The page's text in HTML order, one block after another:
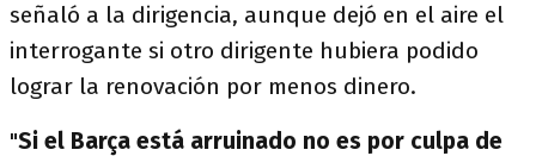
señaló a la dirigencia, aunque dejó en el aire el
interrogante si otro dirigente hubiera podido
lograr la renovación por menos dinero.
"Si el Barça está arruinado no es por culpa de